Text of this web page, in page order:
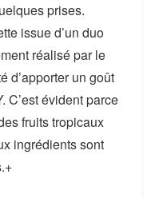
prises.
issue d’un duo
réalisé par le
d’apporter un goût
C’est évident parce
fruits tropicaux
ingrédients sont